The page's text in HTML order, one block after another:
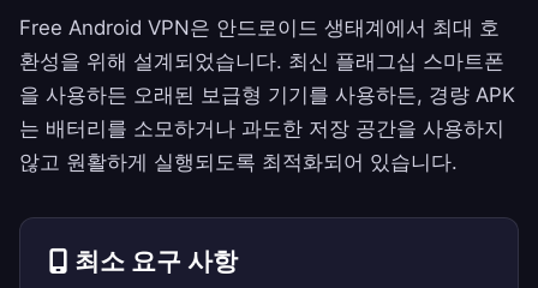
Free Android VPN은 안드로이드 생태계에서 최대 호
환성을 위해 설계되었습니다. 최신 플래그십 스마트폰
을 사용하든 오래된 보급형 기기를 사용하든, 경량 APK
는 배터리를 소모하거나 과도한 저장 공간을 사용하지
않고 원활하게 실행되도록 최적화되어 있습니다.
최소 요구 사항